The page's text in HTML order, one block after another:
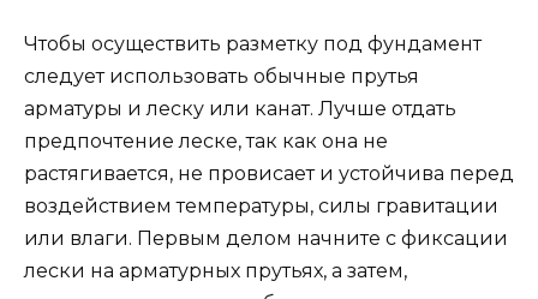
Чтобы осуществить разметку под фундамент
следует использовать обычные прутья
арматуры и леску или канат. Лучше отдать
предпочтение леске, так как она не
растягивается, не провисает и устойчива перед
воздействием температуры, силы гравитации
или влаги. Первым делом начните с фиксации
лески на арматурных прутьях, а затем,